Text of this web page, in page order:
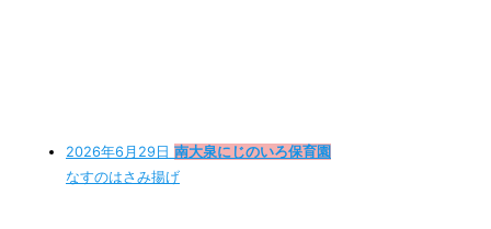
2026年6月29日 南大泉にじのいろ保育園
なすのはさみ揚げ